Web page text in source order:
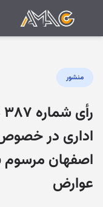
منشور
اداری در
عوارض